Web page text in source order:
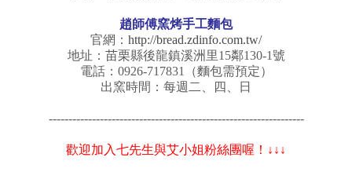
趙師傅窯烤手工麵包
官網： http://bread.zdinfo.com.tw/
地址：苗栗縣後龍鎮溪洲里15鄰130-1號
電話：0926-717831（麵包需預定）
出窯時間：每週二、四、日
-----------------------------------------------------------------
歡迎加入七先生與艾小姐粉絲團喔！↓↓↓